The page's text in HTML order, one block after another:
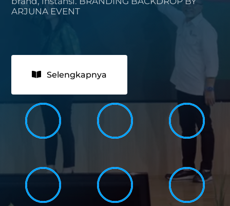
ARJUNA EVENT
Selengkapnya